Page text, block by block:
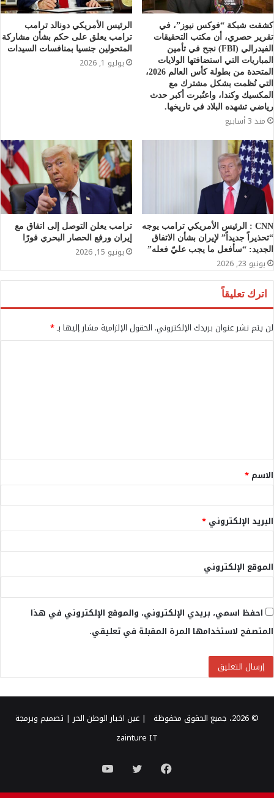
كشفت شبكة “فوكس نيوز”، في
تقرير حصري، أن مكتب التحقيقات
الفيدرالي (FBI) نجح في تأمين
المباريات التي استضافتها الولايات
المتحدة من بطولة كأس العالم 2026،
التي نُظمت بشكل مشترك مع
المكسيك وكندا، واعتُبرت أكبر حدث
رياضي تشهده البلاد في تاريخها.
منذ 3 أسابيع
الرئيس الأمريكي دونالد ترامب
ترامب يعلق على حكم بشأن مشاركة
المتحولين جنسيا بمنافسات السيدات
يوليو 1, 2026
CNN : الرئيس الأمريكي ترامب يوجه
“تحذيراً جديداً” لإيران بشأن الاتفاق
الجديد: “سأفعل ما يجب عليّ فعله”
يونيو 23, 2026
ترامب يعلن التوصل إلى اتفاق مع
إيران ورفع الحصار البحري فورًا
يونيو 15, 2026
اترك تعليقاً
لن يتم نشر عنوان بريدك الإلكتروني. الحقول الإلزامية مشار إليها بـ*
ق
*
الاسم *
البريد الإلكتروني *
الموقع الإلكتروني
احفظ اسمي، بريدي الإلكتروني، والموقع الإلكتروني في هذا
المتصفح لاستخدامها المرة المقبلة في تعليقي.
© 2026، جميع الحقوق محفوظة | عين اخبار الوطن الحر| تصميم وبرمجة
zainture IT
فيسبوك تويتر